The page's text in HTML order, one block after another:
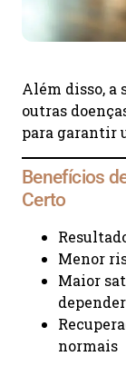
Além disso, a
outras
para garantir
Benefícios
Certo
Menor
Maior
normais